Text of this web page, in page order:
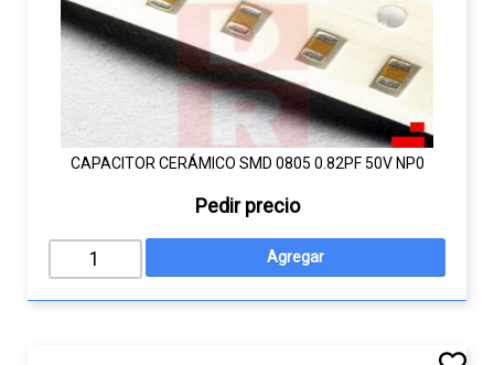
CAPACITOR CERÁMICO SMD 0805 0.82PF 50V NP0
Pedir precio